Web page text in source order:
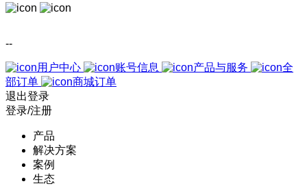
--
用户中心 账号信息 产品与服务
全
部订单
商城订单
退出登录
登录/注册
产品
解决方案
案例
生态